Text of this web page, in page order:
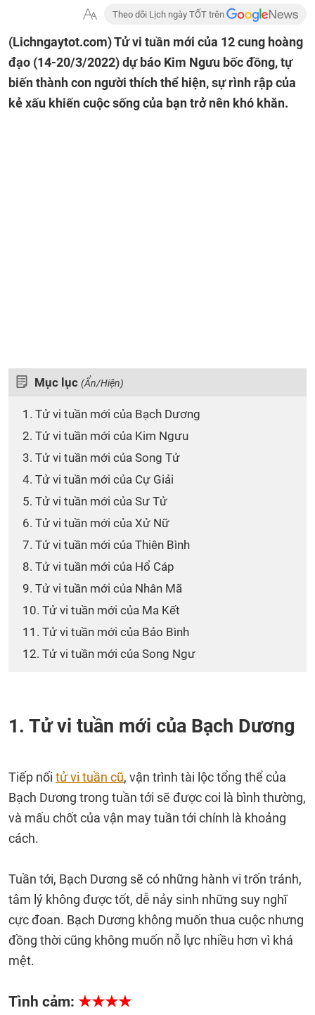
Theo dõi Lịch ngày TỐT trên
(Lichngaytot.com)Tử vi tuần mới của 12 cung hoàng
đạo (14-20/3/2022) dự báo Kim Ngưu bốc đồng, tự
biến thành con người thích thể hiện, sự rình rập của
kẻ xấu khiến cuộc sống của bạn trở nên khó khăn.
Mục lục (Ẩn/Hiện)
1. Tử vi tuần mới của Bạch Dương
2. Tử vi tuần mới của Kim Ngưu
3. Tử vi tuần mới của Song Tử
4. Tử vi tuần mới của Cự Giải
5. Tử vi tuần mới của Sư Tử
6. Tử vi tuần mới của Xử Nữ
7. Tử vi tuần mới của Thiên Bình
8. Tử vi tuần mới của Hổ Cáp
9. Tử vi tuần mới của Nhân Mã
10. Tử vi tuần mới của Ma Kết
11. Tử vi tuần mới của Bảo Bình
12. Tử vi tuần mới của Song Ngư
1. Tử vi tuần mới của Bạch Dương
Tiếp nối tử vi tuần cũ, vận trình tài lộc tổng thể của
Bạch Dương trong tuần tới sẽ được coi là bình thường,
và mấu chốt của vận may tuần tới chính là khoảng
cách.
Tuần tới, Bạch Dương sẽ có những hành vi trốn tránh,
tâm lý không được tốt, dễ nảy sinh những suy nghĩ
cực đoan. Bạch Dương không muốn thua cuộc nhưng
đồng thời cũng không muốn nỗ lực nhiều hơn vì khá
mệt.
Tình cảm: ★★★★